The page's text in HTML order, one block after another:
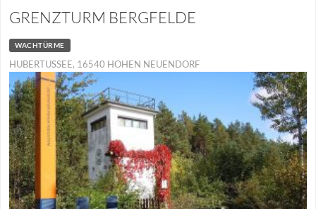
GRENZTURM BERGFELDE
WACHTÜRME
HUBERTUSSEE, 16540 HOHEN NEUENDORF